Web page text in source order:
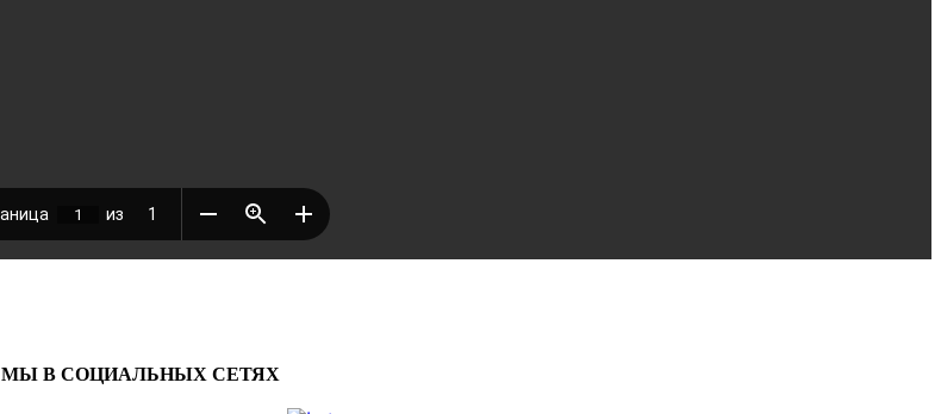
МЫ В СОЦИАЛЬНЫХ СЕТЯХ